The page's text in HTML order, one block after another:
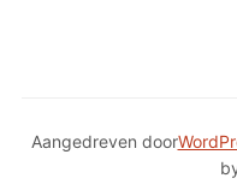
Aangedreven door